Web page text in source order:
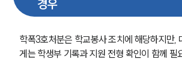
경우
학폭3호처분은 학교봉사 조치에 해당하지만,
게는 학생부 기록과 지원 전형 확인이 함께 필